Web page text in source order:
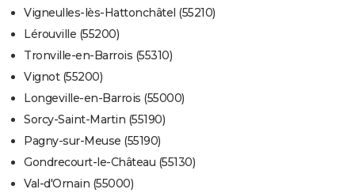
Vigneulles-lès-Hattonchâtel (55210)
Lérouville (55200)
Tronville-en-Barrois (55310)
Vignot (55200)
Longeville-en-Barrois (55000)
Sorcy-Saint-Martin (55190)
Pagny-sur-Meuse (55190)
Gondrecourt-le-Château (55130)
Val-d'Ornain (55000)